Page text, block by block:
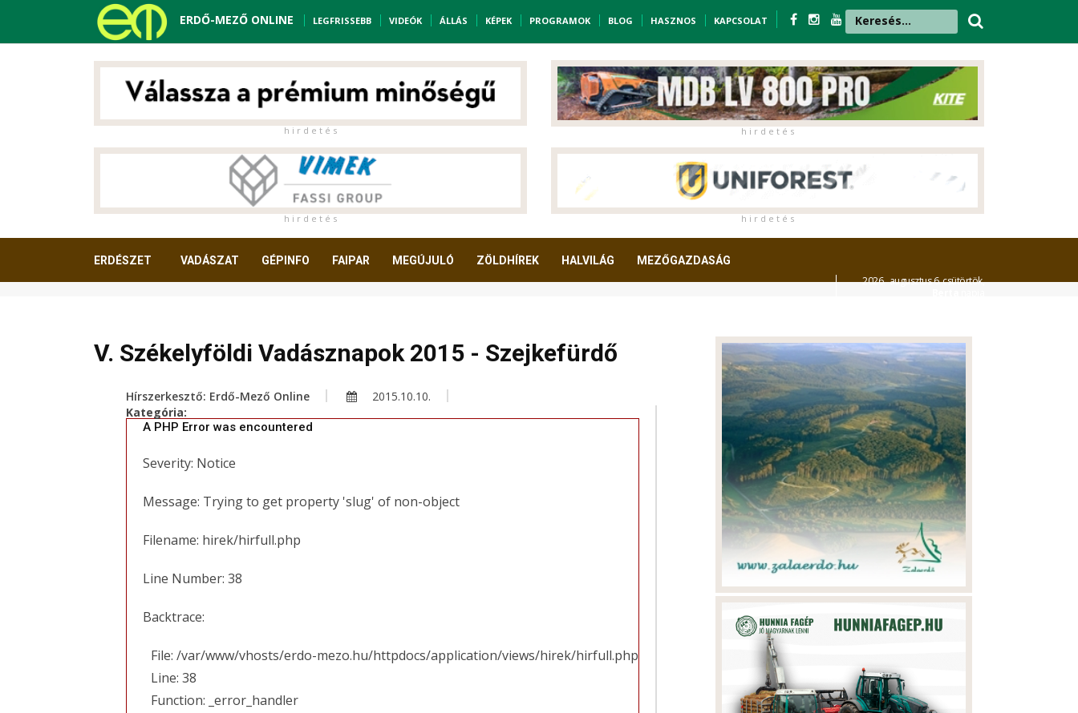
ERDŐ-MEZŐ ONLINE LEGFRISSEBB VIDEÓK ÁLLÁS KÉPEK PROGRAMOK BLOG HASZNOS KAPCSOLAT
h i r d e t é s h i r d e t é s
h i r d e t é s h i r d e t é s
ERDÉSZET VADÁSZAT GÉPINFO FAIPAR MEGÚJULÓ ZÖLDHÍREK HALVILÁG MEZŐGAZDASÁG
2026. augusztus 6. csütörtök,
V. Székelyföldi Vadásznapok 2015 - Szejkefürdő
Hírszerkesztő: Erdő-Mező Online
2015.10.10.
Kategória:
A PHP Error was encountered
Severity: Notice
Message: Trying to get property 'slug' of non-object
Filename: hirek/hirfull.php
Line Number: 38
Backtrace:
File: /var/www/vhosts/erdo-mezo.hu/httpdocs/application/views/hirek/hirfull.php
Line: 38
Function: _error_handler